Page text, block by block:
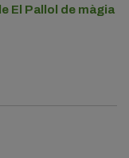
El Pallol de màgia